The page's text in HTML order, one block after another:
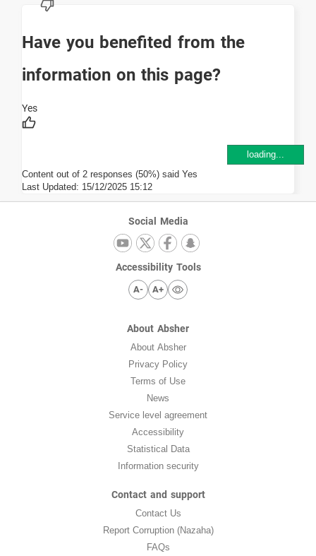
Have you benefited from the
information on this page?
loading...
Content out of 2 responses (50%) said Yes
Last Updated: 15/12/2025 15:12
Social Media
Accessibility Tools
A- A+
About Absher
About Absher
Privacy Policy
Terms of Use
News
Service level agreement
Accessibility
Statistical Data
Information security
Contact and support
Contact Us
Report Corruption (Nazaha)
FAQs